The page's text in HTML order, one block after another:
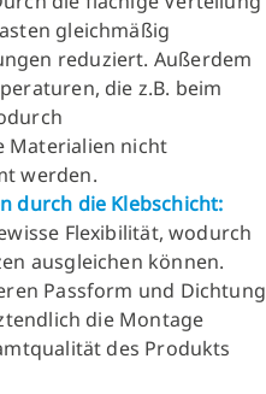
gleichmäßig
reduziert. Außerdem
die z.B. beim
Materialien nicht
werden.
durch die Klebschicht:
Flexibilität, wodurch
ausgleichen können.
Passform und Dichtung
die Montage
des Produkts